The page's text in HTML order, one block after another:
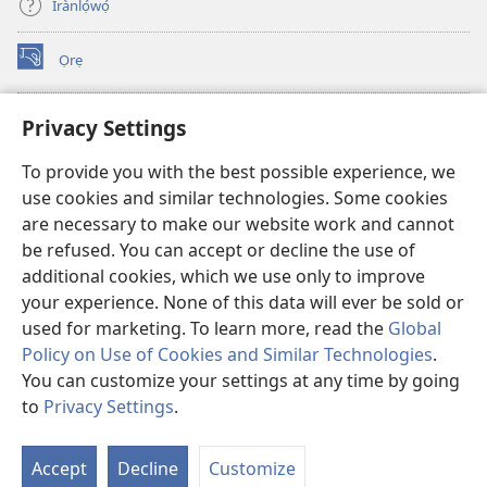
Privacy Settings
To provide you with the best possible experience, we
use cookies and similar technologies. Some cookies
are necessary to make our website work and cannot
be refused. You can accept or decline the use of
additional cookies, which we use only to improve
your experience. None of this data will ever be sold or
used for marketing. To learn more, read the Global
Policy on Use of Cookies and Similar Technologies.
You can customize your settings at any time by going
to Privacy Settings.
Accept Decline Customize
Ìrànlọ́wọ́
Ọrẹ
(opens
new
ÀKÁ ÌWÉ ORÍ ÍŃTÁNẸ́Ẹ̀TÌ TI Watchtower™
(opens
window)JW Hub
(opens
new
window)JW Library
Watchtower Library ®
Copyright© 2026 Watch Tower Bible and Tract Society of Pennsylvania.
ÀDÉHÙN LÍLO ÌKÀNNÌ